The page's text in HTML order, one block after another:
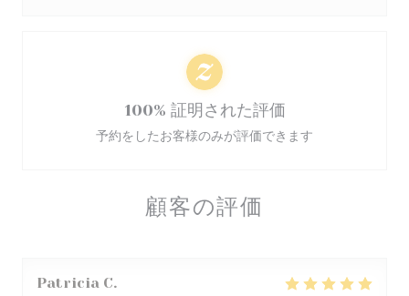
顧客の評価
Patricia C
100% 証明された評価
予約をしたお客様のみが評価できます